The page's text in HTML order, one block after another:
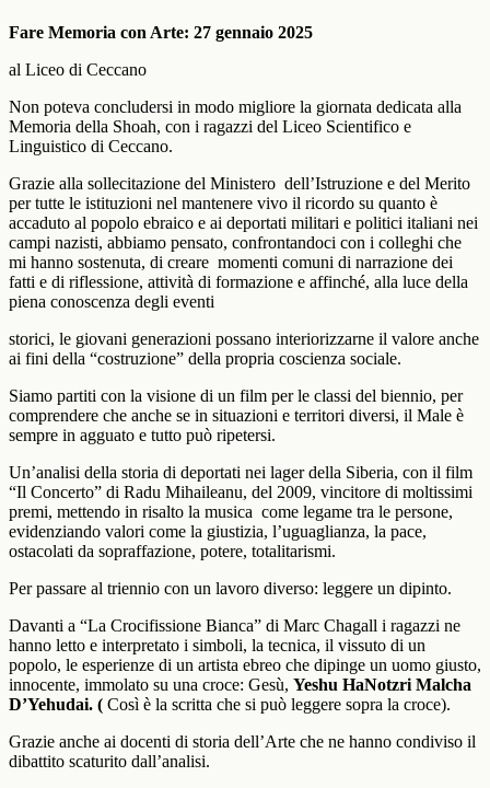
Fare Memoria con Arte: 27 gennaio 2025
al Liceo di Ceccano
Non poteva concludersi in modo migliore la giornata dedicata alla
Memoria della Shoah, con i ragazzi del Liceo Scientifico e
Linguistico di Ceccano.
Grazie alla sollecitazione del Ministero dell’Istruzione e del Merito
per tutte le istituzioni nel mantenere vivo il ricordo su quanto è
accaduto al popolo ebraico e ai deportati militari e politici italiani nei
campi nazisti, abbiamo pensato, confrontandoci con i colleghi che
mi hanno sostenuta, di creare momenti comuni di narrazione dei
fatti e di riflessione, attività di formazione e affinché, alla luce della
piena conoscenza degli eventi
storici, le giovani generazioni possano interiorizzarne il valore anche
ai fini della “costruzione” della propria coscienza sociale.
Siamo partiti con la visione di un film per le classi del biennio, per
comprendere che anche se in situazioni e territori diversi, il Male è
sempre in agguato e tutto può ripetersi.
Un’analisi della storia di deportati nei lager della Siberia, con il film
“Il Concerto” di Radu Mihaileanu, del 2009, vincitore di moltissimi
premi, mettendo in risalto la musica come legame tra le persone,
evidenziando valori come la giustizia, l’uguaglianza, la pace,
ostacolati da sopraffazione, potere, totalitarismi.
Per passare al triennio con un lavoro diverso: leggere un dipinto.
Davanti a “La Crocifissione Bianca” di Marc Chagall i ragazzi ne
hanno letto e interpretato i simboli, la tecnica, il vissuto di un
popolo, le esperienze di un artista ebreo che dipinge un uomo giusto,
innocente, immolato su una croce: Gesù, Yeshu HaNotzri Malcha
D’Yehudai. ( Così è la scritta che si può leggere sopra la croce).
Grazie anche ai docenti di storia dell’Arte che ne hanno condiviso il
dibattito scaturito dall’analisi.